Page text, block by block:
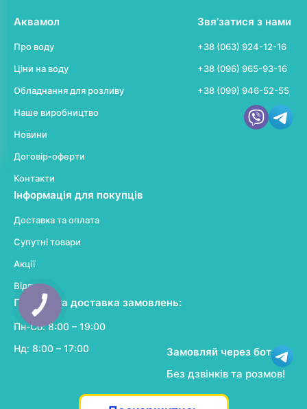
Аквамол
Про воду
Ціни на воду
Обладнання для розливу
Наше виробництво
Новини
Договір-оферти
Контакти
Інформація для покупців
Доставка та оплата
Супутні товари
Акції
Відгуки
Прийом та доставка замовлень:
Пн-Сб: 8:00 – 19:00
Нд: 8:00 – 17:00
Замовляй через бот
Без дзвінків та розмов!
Звя’затися з нами
+38 (063) 924-12-16
+38 (096) 965-93-16
+38 (099) 946-52-55
КНОПКА
ЗВ'ЯЗКУ